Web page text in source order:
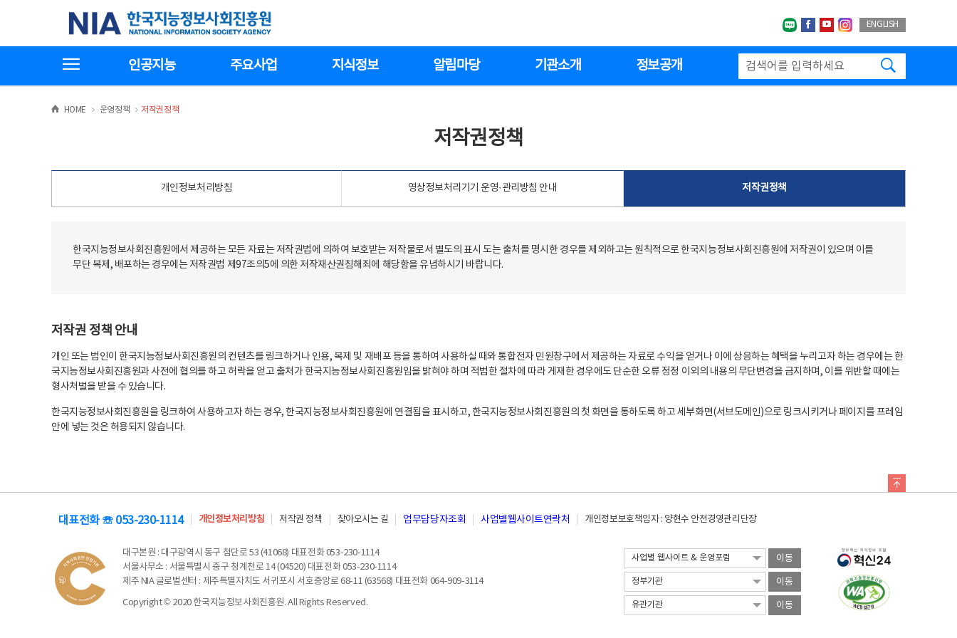
기
한국지능정보사회진흥원
네이버블로그
페이스북
유투브인스타그랩
ENGLISH
인공지능 주요사업 지식정보 알림마당 기관소개 정보공개
HOME >운영정책 >
저작권정책
저작권정책
개인정보처리방침 영상정보처리기기 운영·관리방침 안내 저작권정책
한국지능정보사회진흥원에서 제공하는 모든 자료는 저작권법에 의하여 보호받는 저작물로서 별도의 표시 도는 출처를 명시한 경우를 제외하고는 원칙적으로 한국지능정보사회진흥원에 저작권이 있으며 이를
무단 복제, 배포하는 경우에는 저작권법 제97조의5에 의한 저작재산권침해죄에 해당함을 유념하시기 바랍니다.
저작권 정책 안내
개인 또는 법인이 한국지능정보사회진흥원의 컨텐츠를 링크하거나 인용, 복제 및 재배포 등을 통하여 사용하실 때와 통합전자 민원창구에서 제공하는 자료로 수익을 얻거나 이에 상응하는 혜택을 누리고자 하는 경우에는 한
국지능정보사회진흥원과 사전에 협의를 하고 허락을 얻고 출처가 한국지능정보사회진흥원임을 밝혀야 하며 적법한 절차에 따라 게재한 경우에도 단순한 오류 정정 이외의 내용의 무단변경을 금지하며, 이를 위반할 때에는
형사처벌을 받을 수 있습니다.
한국지능정보사회진흥원을 링크하여 사용하고자 하는 경우, 한국지능정보사회진흥원에 연결됨을 표시하고, 한국지능정보사회진흥원의 첫 화면을 통하도록 하고 세부화면(서브도메인)으로 링크시키거나 페이지를 프레임
안에 넣는 것은 허용되지 않습니다.
대표전화 ☏ 053-230-1114 개인정보처리방침 저작권 정책 찾아오시는 길 업무담당자조회 사업별웹사이트연락처 개인정보보호책임자 : 양현수 안전경영관리단장
대구본원 : 대구광역시 동구 첨단로 53 (41068) 대표전화 053-230-1114
서울사무소 : 서울특별시 중구 청계천로 14 (04520) 대표전화 053-230-1114
제주 NIA 글로벌센터 : 제주특별자치도 서귀포시 서호중앙로 68-11 (63568) 대표전화 064-909-3114
Copyright © 2020 한국지능정보사회진흥원. All Rights Reserved.
이동
이동
이동